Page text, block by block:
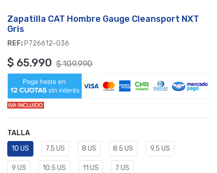
Zapatilla CAT Hombre Gauge Cleansport NXT
Gris
REF: P726612-O36
$ 65.990 $109.990
TALLA
10 US
7.5 US 8 US 8.5 US 9.5 US
9 US 10.5 US 11 US 7 US